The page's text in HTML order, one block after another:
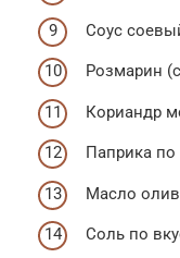
Соус
Розмарин
Кориандр
Паприка по
Масло
Соль по